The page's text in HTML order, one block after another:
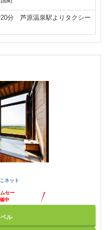
分 芦原温泉駅よりタクシー
ネット
セー
中
ル